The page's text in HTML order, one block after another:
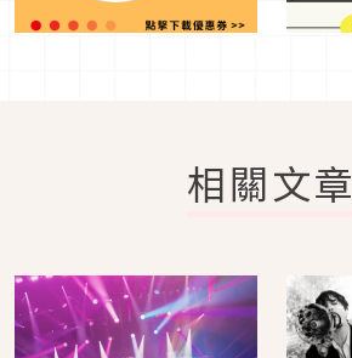
相關文章